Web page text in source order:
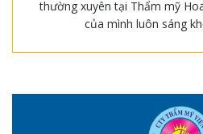
thường xuyên tại Thẩm mỹ
của mình luôn sáng